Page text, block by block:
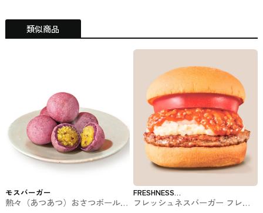
類似商品
モスバーガー
熱々（あつあつ）おさつボール 5
FRESHNESS
BURGER
フレッシュネスバーガー フレッ